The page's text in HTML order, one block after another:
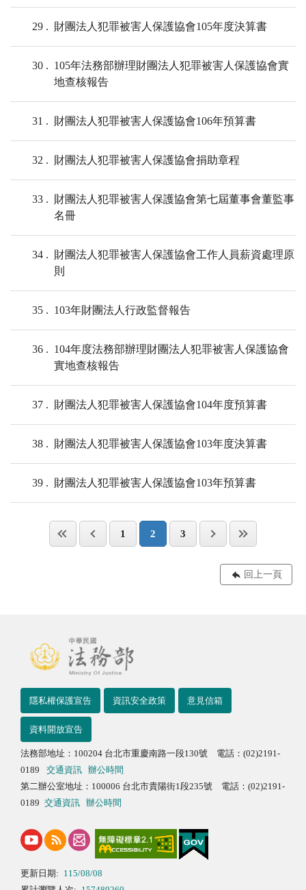
29 財團法人犯罪被害人保護協會105年度決算書
30
105年法務部辦理財團法人犯罪被害人保護協會實
地查核報告
31 財團法人犯罪被害人保護協會106年預算書
32 財團法人犯罪被害人保護協會捐助章程
33
財團法人犯罪被害人保護協會第七屆董事會董監事
名冊
34
財團法人犯罪被害人保護協會工作人員薪資處理原
則
35 103年財團法人行政監督報告
36
104年度法務部辦理財團法人犯罪被害人保護協會
實地查核報告
37 財團法人犯罪被害人保護協會104年度預算書
38 財團法人犯罪被害人保護協會103年度決算書
39 財團法人犯罪被害人保護協會103年預算書
1 2 3
回上一頁
隱私權保護宣告 資訊安全政策 意見信箱
資料開放宣告
法務部地址：100204 台北市重慶南路一段130號 電話：(02)2191-
0189
交通資訊
辦公時間
第二辦公室地址：100006 台北市貴陽街1段235號 電話：(02)2191-
0189 交通資訊 辦公時間
更新日期: 115/08/08